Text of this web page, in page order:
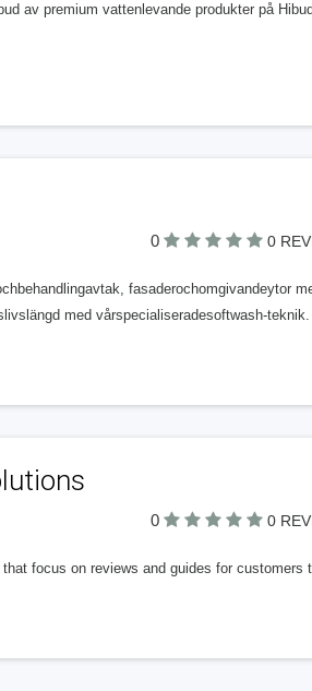
av premium vattenlevande produkter på
0 0
fasaderochomgivandeytor
med vårspecialiseradesoftwash-
0 0
focus on reviews and guides for customers